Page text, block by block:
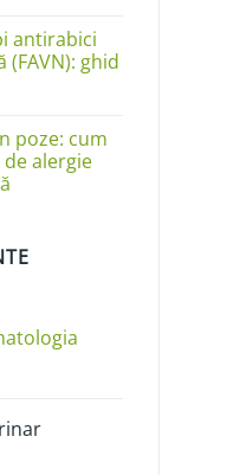
antirabici
(FAVN): ghid
poze: cum
alergie